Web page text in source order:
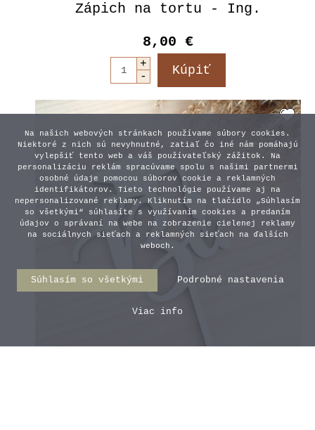
Zápich na tortu - Ing.
8,00 €
Na našich webových stránkach používame súbory cookies.
Niektoré z nich sú nevyhnutné, zatiaľ čo iné nám pomáhajú
vylepšiť tento web a váš používateľský zážitok. Na
personalizáciu reklám spracúvame spolu s našimi partnermi
osobné údaje pomocou súborov cookie a reklamných
identifikátorov. Tieto technológie používame aj na
nepersonalizované reklamy. Kliknutím na tlačidlo „Súhlasím
so všetkými“ súhlasíte s využívaním cookies a predaním
údajov o správaní na webe na zobrazenie cielenej reklamy
na sociálnych sieťach a reklamných sieťach na ďalších
weboch.
Súhlasím so všetkými Podrobné nastavenia
Viac info